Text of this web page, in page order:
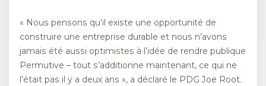
« Nous pensons qu’il existe une opportunité de
construire une entreprise durable et nous n’avons
jamais été aussi optimistes à l’idée de rendre publique
Permutive – tout s’additionne maintenant, ce qui ne
l’était pas il y a deux ans », a déclaré le PDG Joe Root.